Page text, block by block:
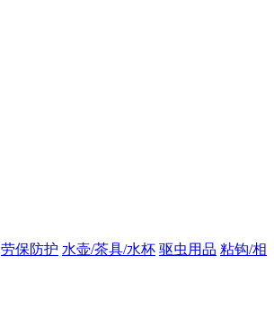
劳保防护 水壶/茶具/水杯 驱虫用品 粘钩/相